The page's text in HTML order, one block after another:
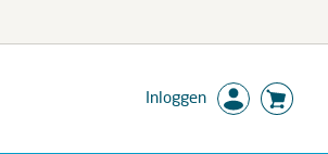
Inloggen